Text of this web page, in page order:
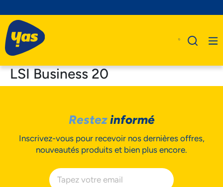
Business
Assistance
LSI Business 20
Restezinformé
Inscrivez-vous pour recevoir nos dernières offres,
nouveautés produits et bien plus encore.